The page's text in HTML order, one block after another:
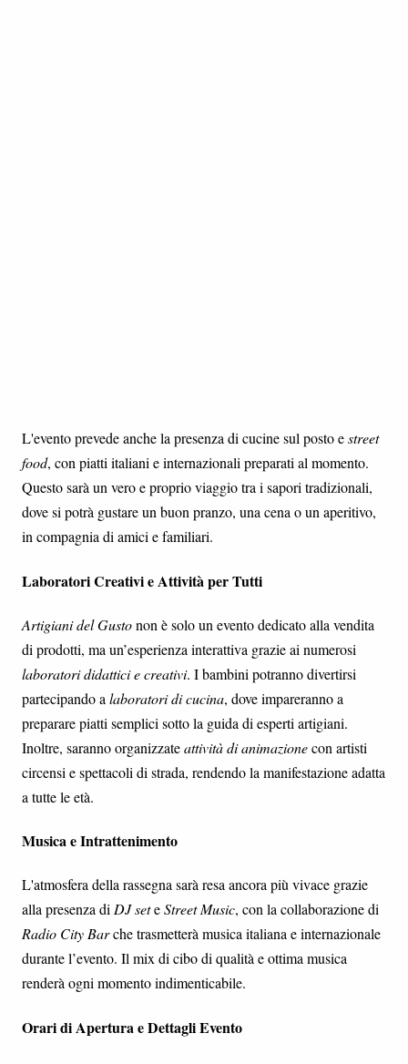
L'evento prevede anche la presenza di cucine sul posto estreet
food, con piatti italiani e internazionali preparati al momento.
Questo sarà un vero e proprio viaggio tra i sapori tradizionali,
dove si potrà gustare un buon pranzo, una cena o un aperitivo,
in compagnia di amici e familiari.
Laboratori Creativi e Attività per Tutti
Artigiani del Gustonon è solo un evento dedicato alla vendita
di prodotti, ma un’esperienza interattiva grazie ai numerosi
laboratori didattici e creativi. I bambini potranno divertirsi
partecipando a laboratori di cucina, dove impareranno a
preparare piatti semplici sotto la guida di esperti artigiani.
Inoltre, saranno organizzateattività di animazionecon artisti
circensi e spettacoli di strada, rendendo la manifestazione adatta
a tutte le età.
Musica e Intrattenimento
L'atmosfera della rassegna sarà resa ancora più vivace grazie
alla presenza diDJ seteStreet Music, con la collaborazione di
Radio City Barche trasmetterà musica italiana e internazionale
durante l’evento. Il mix di cibo di qualità e ottima musica
renderà ogni momento indimenticabile.
Orari di Apertura e Dettagli Evento